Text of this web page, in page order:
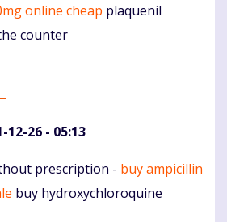
online cheap plaquenil
counter
12-26 - 05:13
prescription - buy ampicillin
buy hydroxychloroquine